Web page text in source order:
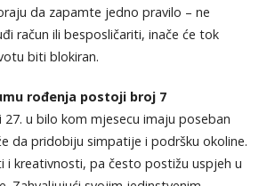
da zapamte jedno pravilo – ne
račun ili besposličariti, inače će tok
biti blokiran.
rođenja postoji broj 7
27. u bilo kom mjesecu imaju poseban
da pridobiju simpatije i podršku okoline.
i kreativnosti, pa često postižu uspjeh u